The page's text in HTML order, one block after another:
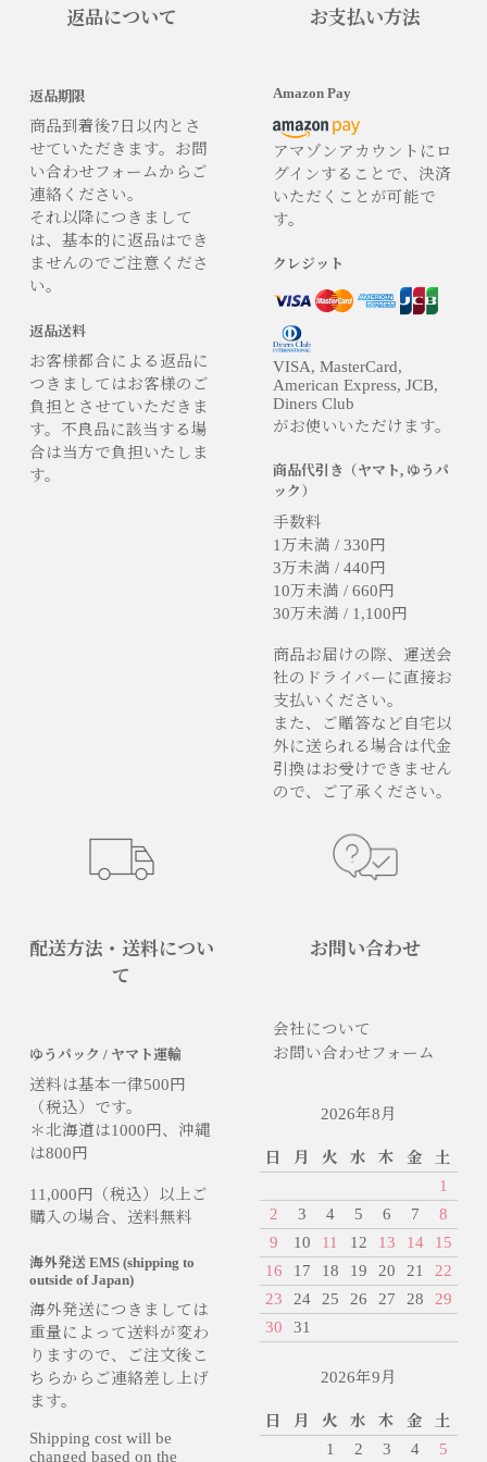
返品について
返品期限
商品到着後7日以内とさ
せていただきます。お問
い合わせフォームからご
連絡ください。
それ以降につきまして
は、基本的に返品はでき
ませんのでご注意くださ
い。
返品送料
お客様都合による返品に
つきましてはお客様のご
負担とさせていただきま
す。不良品に該当する場
合は当方で負担いたしま
す。
お支払い方法
Amazon Pay
アマゾンアカウントにロ
グインすることで、決済
いただくことが可能で
す。
クレジット
VISA, MasterCard,
American Express, JCB,
Diners Club
がお使いいただけます。
商品代引き（ヤマト, ゆうパ
ック）
手数料
1万未満 / 330円
3万未満 / 440円
10万未満 / 660円
30万未満 / 1,100円
商品お届けの際、運送会
社のドライバーに直接お
支払いください。
また、ご贈答など自宅以
外に送られる場合は代金
引換はお受けできません
ので、ご了承ください。
配送方法・送料につい
て
ゆうパック / ヤマト運輸
送料は基本一律500円
（税込）です。
＊北海道は1000円、沖縄
は800円
11,000円（税込）以上ご
購入の場合、送料無料
海外発送 EMS (shipping to
outside of Japan)
海外発送につきましては
重量によって送料が変わ
りますので、ご注文後こ
ちらからご連絡差し上げ
ます。
Shipping cost will be
changed based on the
お問い合わせ
会社について
お問い合わせフォーム
2026年8月
日 月 火 水 木 金
土
1
2
3 4 5 6 7
8
9
10 11 12 13 14
15
16
17 18 19 20 21
22
23
24 25 26 27 28
29
30
31
2026年9月
日 月 火 水 木 金
土
1
2 3 4 5